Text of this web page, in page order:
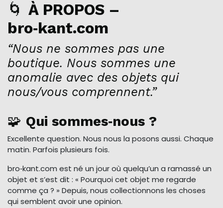
🌀 À PROPOS –
bro‑kant.com
“Nous ne sommes pas une
boutique. Nous sommes une
anomalie avec des objets qui
nous/vous comprennent.”
🧩 Qui sommes‑nous ?
Excellente question. Nous nous la posons aussi. Chaque
matin. Parfois plusieurs fois.
bro‑kant.com est né un jour où quelqu’un a ramassé un
objet et s’est dit : « Pourquoi cet objet me regarde
comme ça ? » Depuis, nous collectionnons les choses
qui semblent avoir une opinion.